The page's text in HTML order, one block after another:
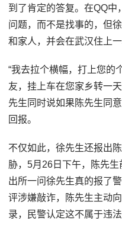
到了肯定的答复。在QQ
问题，而不是找事的，但
和家人，并会在武汉住上一
“我去拉个横幅，打上您的
友，挂上车在您家乡转一
先生同时说如果陈先生同
回报。
不仅如此，徐先生还报出
胁，5月26日下午，陈先
出所一问徐先生真的报了
评涉嫌敲诈，陈先生主动
录，民警认定这不属于违